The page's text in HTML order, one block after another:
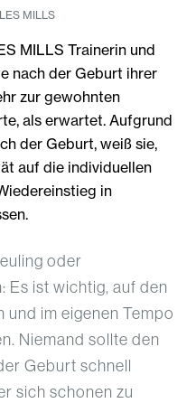
MILLS
MILLS Trainerin und
nach der Geburt ihrer
zur gewohnten
als erwartet. Aufgrund
der Geburt, weiß sie,
auf die individuellen
in
oder
Es ist wichtig, auf den
und im eigenen Tempo
Niemand sollte den
Geburt schnell
sich schonen zu